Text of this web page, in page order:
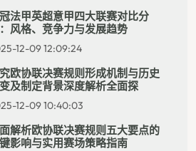
法甲英超意甲四大联赛对比分
风格、竞争力与发展趋势
12-09 12:09:24
欧协联决赛规则形成机制与历史
及制定背景深度解析全面探
12-09 10:40:03
解析欧协联决赛规则五大要点的
影响与实用赛场策略指南